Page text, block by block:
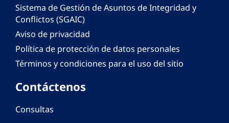
Sistema de Gestión de Asuntos de Integridad y
Conflictos (SGAIC)
Aviso de privacidad
Política de protección de datos personales
Términos y condiciones para el uso del sitio
Contáctenos
Consultas